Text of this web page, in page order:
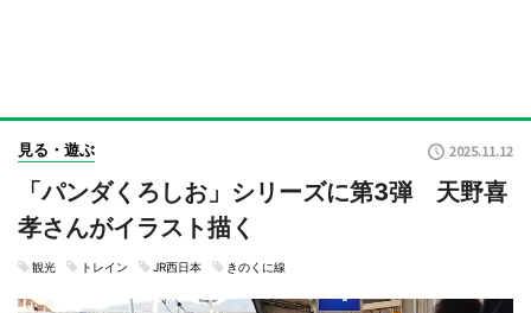
見る・遊ぶ 2025.11.12
「パンダくろしお」シリーズに第3弾 天野喜
孝さんがイラスト描く
観光 トレイン JR西日本 きのくに線